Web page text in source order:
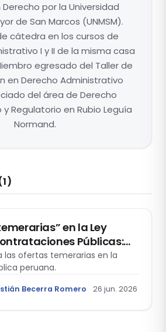
Derecho por la Universidad
de San Marcos (UNMSM).
cátedra en los cursos de
I y II de la misma casa
egresado del Taller de
en Derecho Administrativo
del área de Derecho
Regulatorio en Rubio Leguía
Normand.
en la Ley
Públicas:
y criterios
del Tribunal de
Públicas
las ofertas temerarias en la
peruana.
Becerra Romero 26 jun. 2026